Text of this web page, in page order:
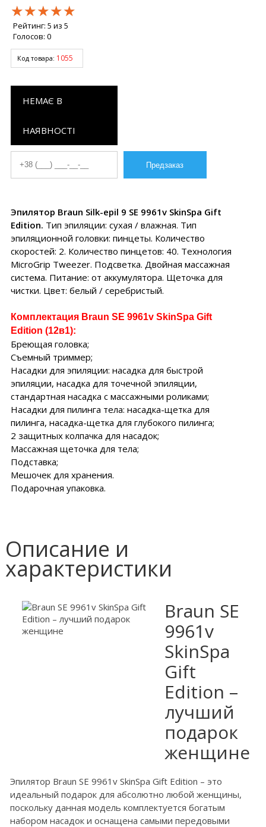
★★★★★
★★★★★
★★★★★
Рейтинг: 5 из 5
Голосов: 0
Код товара: 1055
НЕМАЄ В
НАЯВНОСТІ
Эпилятор Braun Silk-epil 9 SE 9961v SkinSpa Gift
Edition. Тип эпиляции: сухая / влажная. Тип
эпиляционной головки: пинцеты. Количество
скоростей: 2. Количество пинцетов: 40. Технология
MicroGrip Tweezer. Подсветка. Двойная массажная
система. Питание: от аккумулятора. Щеточка для
чистки. Цвет: белый / серебристый.
Комплектация Braun SE 9961v SkinSpa Gift
Edition (12в1):
Бреющая головка;
Съемный триммер;
Насадки для эпиляции: насадка для быстрой
эпиляции, насадка для точечной эпиляции,
стандартная насадка с массажными роликами;
Насадки для пилинга тела: насадка-щетка для
пилинга, насадка-щетка для глубокого пилинга;
2 защитных колпачка для насадок;
Массажная щеточка для тела;
Подставка;
Мешочек для хранения.
Подарочная упаковка.
Описание и
характеристики
Braun SE
9961v
SkinSpa
Gift
Edition –
лучший
подарок
женщине
Эпилятор Braun SE 9961v SkinSpa Gift Edition – это
идеальный подарок для абсолютно любой женщины,
поскольку данная модель комплектуется богатым
набором насадок и оснащена самыми передовыми